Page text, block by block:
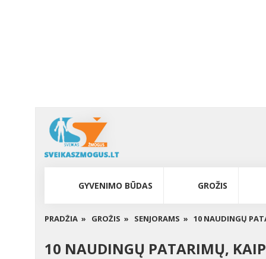
GYVENIMO BŪDAS GROŽIS
PRADŽIA » GROŽIS » SENJORAMS » 10 NAUDINGŲ
10 NAUDINGŲ PATARIMŲ,